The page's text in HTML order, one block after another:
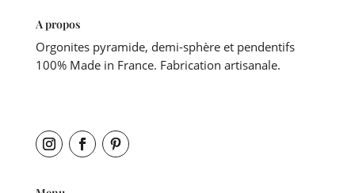
A propos
Orgonites pyramide, demi-sphère et pendentifs
100% Made in France. Fabrication artisanale.